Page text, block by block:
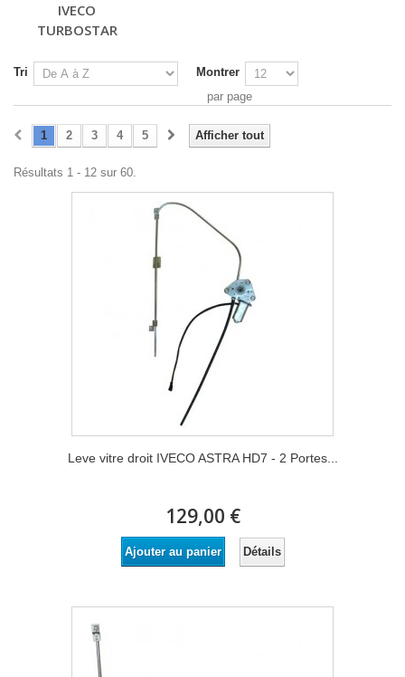
IVECO
TURBOSTAR
Tri
Montrer
par page
Afficher tout
1 2 3 4 5
Résultats 1 - 12 sur 60.
Leve vitre droit IVECO ASTRA HD7 - 2 Portes...
129,00 €
Ajouter au panier Détails